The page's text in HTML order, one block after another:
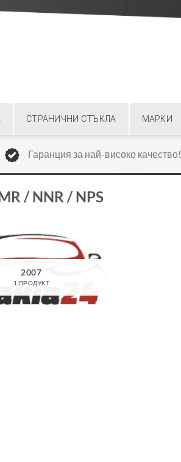
СТРАНИЧНИ СТЪКЛА МАРКИ
Гаранция за най-високо качество!
/ NNR / NPS
2007
1 ПРОДУКТ